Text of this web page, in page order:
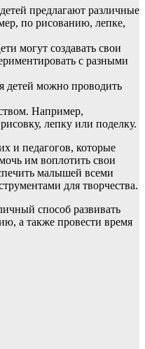
предлагают различные
по рисованию, лепке,
могут создавать свои
с разными
детей можно проводить
Например,
лепку или поделку.
и педагогов, которые
им воплотить свои
малышей всеми
для творчества.
способ развивать
а также провести время